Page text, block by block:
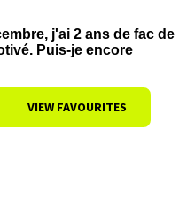
j'ai 2 ans de fac de
Puis-je encore
VIEW FAVOURITES